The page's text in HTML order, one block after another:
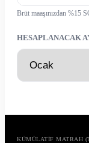
Brüt maaşınızdan %15
HESAPLANACAK
KÜMÜLATİF MATRAH